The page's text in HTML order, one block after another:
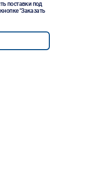
поставки под
"Заказать